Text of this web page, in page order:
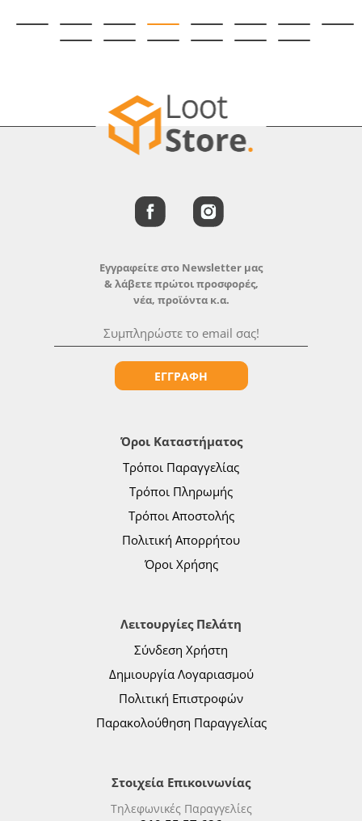
Όροι Καταστήματος
Τρόποι Παραγγελίας
Τρόποι Πληρωμής
Τρόποι Αποστολής
Πολιτική Απορρήτου
Όροι Χρήσης
Λειτουργίες Πελάτη
Σύνδεση Χρήστη
Δημιουργία Λογαριασμού
Πολιτική Επιστροφών
Παρακολούθηση Παραγγελίας
Στοιχεία Επικοινωνίας
Τηλεφωνικές Παραγγελίες
Εγγραφείτε στο Newsletter μας
& λάβετε πρώτοι προσφορές,
νέα, προϊόντα κ.α.
ΕΓΓΡΑΦΗ